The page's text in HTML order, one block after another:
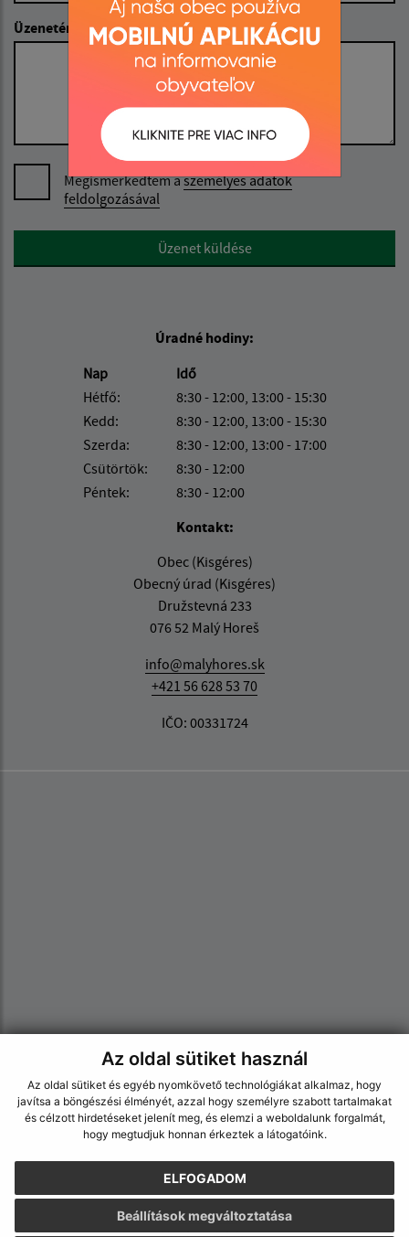
Az oldal sütiket használ
Az oldal sütiket és egyéb nyomkövető technológiákat alkalmaz, hogy
javítsa a böngészési élményét, azzal hogy személyre szabott tartalmakat
és célzott hirdetéseket jelenít meg, és elemzi a weboldalunk forgalmát,
hogy megtudjuk honnan érkeztek a látogatóink.
ELFOGADOM
Beállítások megváltoztatása
Üzenetének szövege (povinné)
Megismerkedtem aszemélyes adatok
feldolgozásával
Google reCaptcha ResponseÜzenet küldése
Úradné hodiny:
Nap
Idő
Hétfő:
8:30 - 12:00, 13:00 - 15:30
Kedd:
8:30 - 12:00, 13:00 - 15:30
Szerda:
8:30 - 12:00, 13:00 - 17:00
Csütörtök:
8:30 - 12:00
Péntek:
8:30 - 12:00
Kontakt:
Obec (Kisgéres)
Obecný úrad (Kisgéres)
Družstevná 233
076 52 Malý Horeš
info@malyhores.sk
+421 56 628 53 70
IČO: 00331724
Az oldalról:
Hozzáférhetőségi nyilatkozat
Szerzői jog
Személyes adatok védelme
Navigáció:
Nyomtatás